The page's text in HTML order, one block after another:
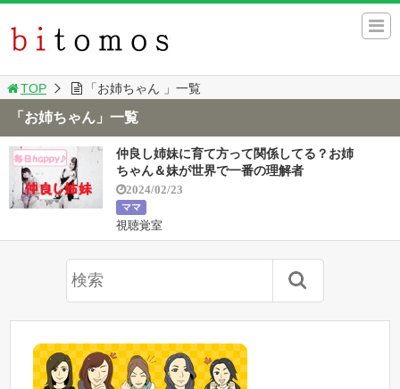
TOP 「お姉ちゃん 」一覧
「お姉ちゃん」一覧
仲良し姉妹に育て方って関係してる？お姉
ちゃん＆妹が世界で一番の理解者
2024/02/23
ママ
視聴覚室